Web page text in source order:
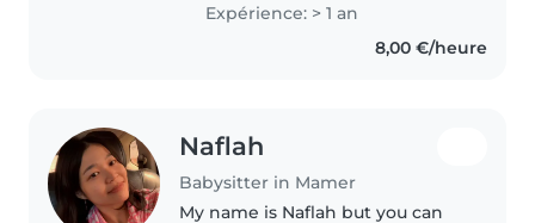
escolar. Falo fluentemente
português, alemão, francês,
Expérience: > 1 an
8,00 €/heure
Naflah
Babysitter in Mamer
My name is Naflah but you can